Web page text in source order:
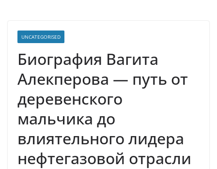
UNCATEGORISED
Биография Вагита
Алекперова — путь от
деревенского
мальчика до
влиятельного лидера
нефтегазовой отрасли